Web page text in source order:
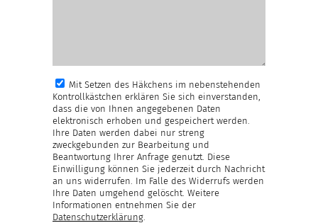
Mit Setzen des Häkchens im nebenstehenden
Kontrollkästchen erklären Sie sich einverstanden,
dass die von Ihnen angegebenen Daten
elektronisch erhoben und gespeichert werden.
Ihre Daten werden dabei nur streng
zweckgebunden zur Bearbeitung und
Beantwortung Ihrer Anfrage genutzt. Diese
Einwilligung können Sie jederzeit durch Nachricht
an uns widerrufen. Im Falle des Widerrufs werden
Ihre Daten umgehend gelöscht. Weitere
Informationen entnehmen Sie der
Datenschutzerklärung